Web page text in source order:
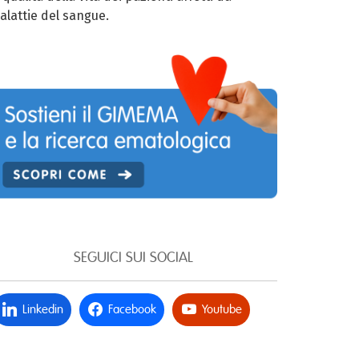
del sangue.
SEGUICI SUI SOCIAL
Linkedin Facebook Youtube